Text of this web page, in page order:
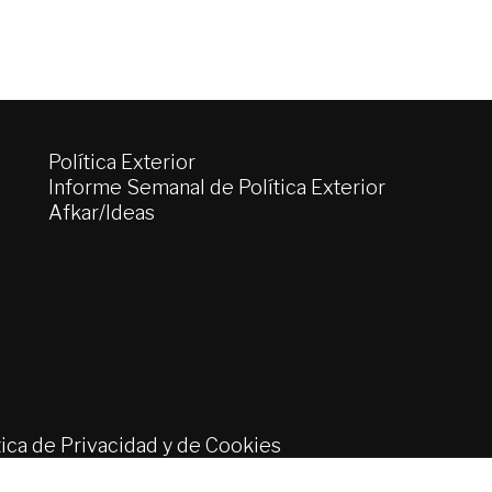
Política Exterior
Informe Semanal de Política Exterior
Afkar/Ideas
de Privacidad y de Cookies